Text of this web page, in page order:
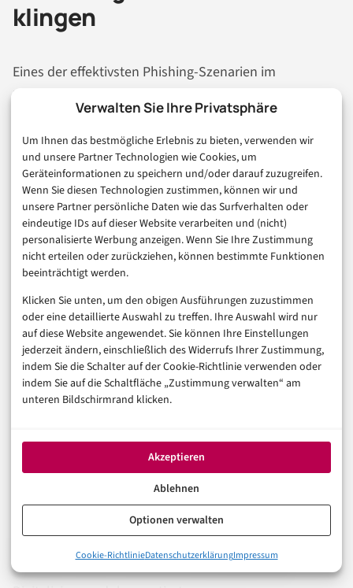
Verwalten Sie Ihre Privatsphäre
Um Ihnen das bestmögliche Erlebnis zu bieten, verwenden wir
und unsere Partner Technologien wie Cookies, um
Geräteinformationen zu speichern und/oder darauf zuzugreifen.
Wenn Sie diesen Technologien zustimmen, können wir und
unsere Partner persönliche Daten wie das Surfverhalten oder
eindeutige IDs auf dieser Website verarbeiten und (nicht)
personalisierte Werbung anzeigen. Wenn Sie Ihre Zustimmung
nicht erteilen oder zurückziehen, können bestimmte Funktionen
beeinträchtigt werden.
Klicken Sie unten, um den obigen Ausführungen zuzustimmen
oder eine detaillierte Auswahl zu treffen. Ihre Auswahl wird nur
auf diese Website angewendet. Sie können Ihre Einstellungen
jederzeit ändern, einschließlich des Widerrufs Ihrer Zustimmung,
indem Sie die Schalter auf der Cookie-Richtlinie verwenden oder
indem Sie auf die Schaltfläche „Zustimmung verwalten“ am
unteren Bildschirmrand klicken.
Akzeptieren
Ablehnen
Optionen verwalten
Cookie-RichtlinieDatenschutzerklärungImpressum
klingen
Eines der effektivsten Phishing-Szenarien im
Unternehmenskontext: kompromittierte interne E-
Mail-Accounts. Wenn Angreifer das Konto einer
Kollegin oder eines Kollegen übernehmen, können sie
von dieser legitimen Adresse aus interne Phishing-E-
Mails versenden.
Diese E-Mails kommen durch jeden Spam-Filter. Der
Absender ist real. Der Domainname ist real. Nur der
Inhalt ist gefälscht. „Hey, kannst du mal kurz auf
diesen Link schauen und dein Login eingeben?“ – von
einer vertrauten Kollegin? Die meisten tun es.
Schutz: Klare interne Kommunikationsregeln („Wir
versenden niemals Login-Links per E-Mail“), Out-of-
Band-Verifizierung für sensible Anfragen, und
übernommene Passwörter nicht zum Startpunkt
interner Phishing-Ketten werden.
Privatsphäreentstehen und was
in diesem älteren Artikel überdie Gefahren der
Freitagmittag, 11:23 Uhr – eine E-Mail ändert alles